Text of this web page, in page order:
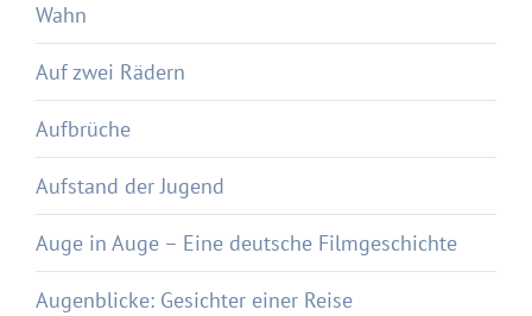
Wahn
Auf zwei Rädern
Aufbrüche
Aufstand der Jugend
Auge in Auge – Eine deutsche Filmgeschichte
Augenblicke: Gesichter einer Reise